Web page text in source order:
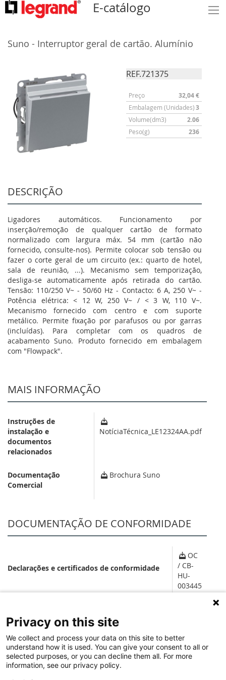
E-catálogo
Suno - Interruptor geral de cartão. Alumínio
REF.721375
Preço 32,04 €
Embalagem (Unidades)3
Volume(dm3) 2.06
Peso(g) 236
DESCRIÇÃO
Ligadores automáticos. Funcionamento por
inserção/remoção de qualquer cartão de formato
normalizado com largura máx. 54 mm (cartão não
fornecido, consulte-nos). Permite colocar sob tensão ou
fazer o corte geral de um circuito (ex.: quarto de hotel,
sala de reunião, ...). Mecanismo sem temporização,
desliga-se automaticamente após retirada do cartão.
Tensão: 110/250 V~ - 50/60 Hz - Contacto: 6 A, 250 V~ -
Potência elétrica: < 12 W, 250 V~ / < 3 W, 110 V~.
Mecanismo fornecido com centro e com suporte
metálico. Permite fixação por parafusos ou por garras
(incluídas). Para completar com os quadros de
acabamento Suno. Produto fornecido em embalagem
com "Flowpack".
MAIS INFORMAÇÃO
Instruções de
instalação e
documentos
relacionados
NotíciaTécnica_LE12324AA.pdf
Documentação
Comercial
Brochura Suno
DOCUMENTAÇÃO DE CONFORMIDADE
Declarações e certificados de conformidade
OC
/ CB-
HU-
003445
SOFTWARE
Configurador Suno
Privacy on this site
We collect and process your data on this site to better
understand how it is used. You can give your consent to all or
selected purposes, or you can decline them all. For more
information, see our privacy policy.